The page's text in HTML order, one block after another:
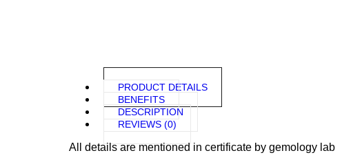
PRODUCT DETAILS
BENEFITS
DESCRIPTION
REVIEWS (0)
All details are mentioned in certificate by gemology lab